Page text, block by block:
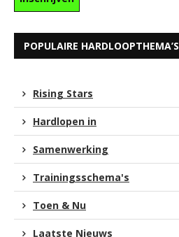
POPULAIRE HARDLOOPTHEMA’S
Rising Stars
Hardlopen in
Samenwerking
Trainingsschema's
Toen & Nu
Laatste Nieuws